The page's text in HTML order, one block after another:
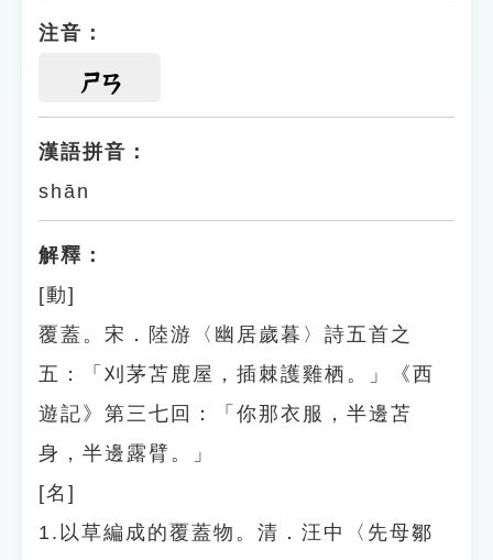
注音：
ㄕㄢ
漢語拼音：
shān
解釋：
[動]
覆蓋。宋．陸游〈幽居歲暮〉詩五首之
五：「刈茅苫鹿屋，插棘護雞栖。」《西
遊記》第三七回：「你那衣服，半邊苫
身，半邊露臂。」
[名]
1.以草編成的覆蓋物。清．汪中〈先母鄒